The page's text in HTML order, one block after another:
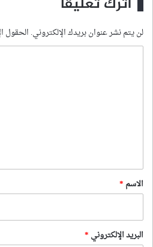
لن يتم نشر عنوان بريدك الإلكتروني. الحقول
*
الاسم *
البريد الإلكتروني *